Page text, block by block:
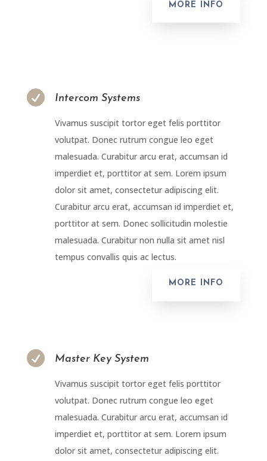
MORE INFO
 Intercom Systems
Vivamus suscipit tortor eget felis porttitor
volutpat. Donec rutrum congue leo eget
malesuada. Curabitur arcu erat, accumsan id
imperdiet et, porttitor at sem. Lorem ipsum
dolor sit amet, consectetur adipiscing elit.
Curabitur arcu erat, accumsan id imperdiet et,
porttitor at sem. Donec sollicitudin molestie
malesuada. Curabitur non nulla sit amet nisl
tempus convallis quis ac lectus.
MORE INFO
 Master Key System
Vivamus suscipit tortor eget felis porttitor
volutpat. Donec rutrum congue leo eget
malesuada. Curabitur arcu erat, accumsan id
imperdiet et, porttitor at sem. Lorem ipsum
dolor sit amet, consectetur adipiscing elit.